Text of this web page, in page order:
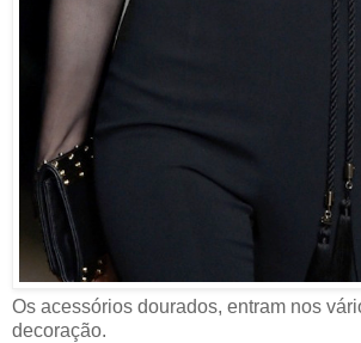
Os acessórios dourados, entram nos
decoração.